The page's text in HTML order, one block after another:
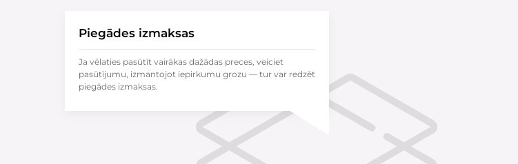
Piegādes izmaksas
Ja vēlaties pasūtīt vairākas dažādas preces, veiciet
pasūtījumu, izmantojot iepirkumu grozu — tur var redzēt
piegādes izmaksas.